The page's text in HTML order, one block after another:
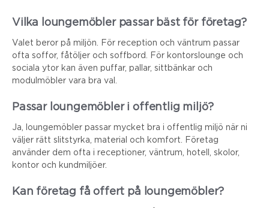
Vilka loungemöbler passar bäst för företag?
Valet beror på miljön. För reception och väntrum passar
ofta soffor, fåtöljer och soffbord. För kontorslounge och
sociala ytor kan även puffar, pallar, sittbänkar och
modulmöbler vara bra val.
Passar loungemöbler i offentlig miljö?
Ja, loungemöbler passar mycket bra i offentlig miljö när ni
väljer rätt slitstyrka, material och komfort. Företag
använder dem ofta i receptioner, väntrum, hotell, skolor,
kontor och kundmiljöer.
Kan företag få offert på loungemöbler?